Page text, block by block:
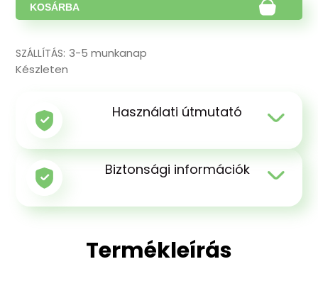
KOSÁRBA
SZÁLLÍTÁS: 3-5 munkanap
Készleten
Használati útmutató
Biztonsági információk
Termékleírás